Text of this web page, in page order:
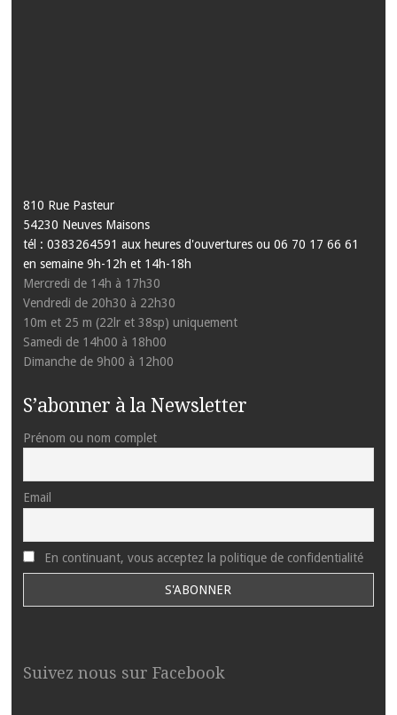
810 Rue Pasteur
54230 Neuves Maisons
tél : 0383264591 aux heures d'ouvertures ou 06 70 17 66 61
en semaine 9h-12h et 14h-18h
Mercredi de 14h à 17h30
Vendredi de 20h30 à 22h30
10m et 25 m (22lr et 38sp) uniquement
Samedi de 14h00 à 18h00
Dimanche de 9h00 à 12h00
S’abonner à la Newsletter
Prénom ou nom complet
Email
En continuant, vous acceptez la politique de confidentialité
Suivez nous sur Facebook